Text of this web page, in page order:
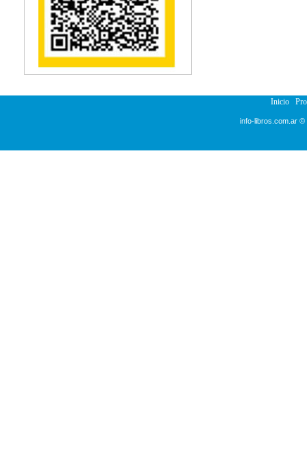
Reumatología
Salud Pública
Semiología
Terapia Ocupacional
Urología
Inicio
info-libros.com.ar